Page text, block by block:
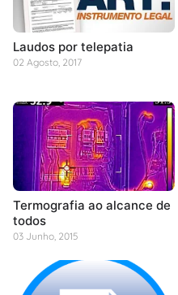
Laudos por telepatia
02 Agosto, 2017
Termografia ao alcance de
todos
03 Junho, 2015